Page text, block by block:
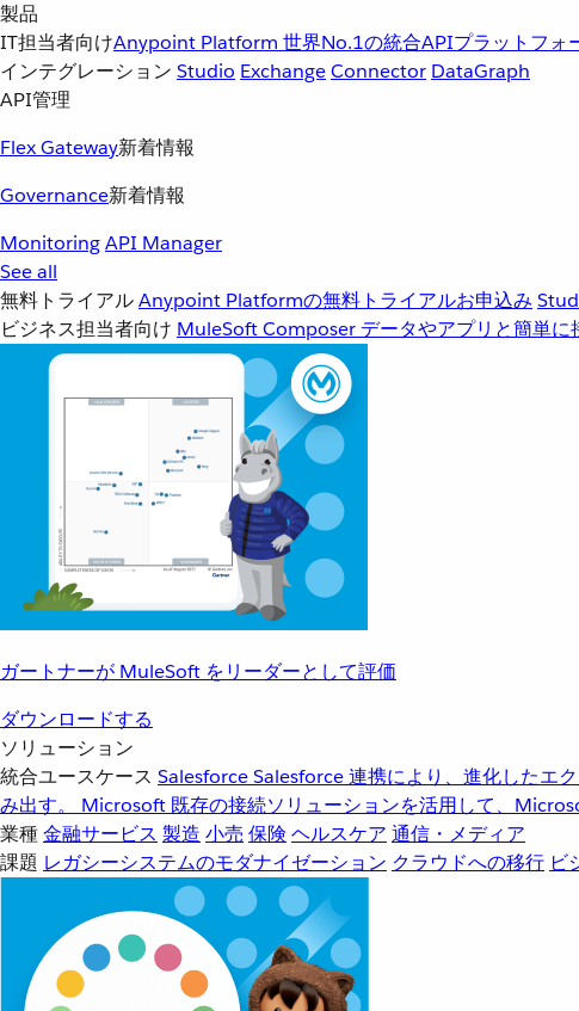
製品
IT担当者向けAnypoint Platform 世界No.1の統合APIプラットフォ
インテグレーション Studio ExchangeConnector DataGraph
API管理
Flex Gateway新着情報
Governance新着情報
MonitoringAPI Manager
See all
無料トライアルAnypoint Platformの無料トライアルお申込み
ビジネス担当者向け MuleSoft Composer データやアプリと簡単に
ガートナーが MuleSoft をリーダーとして評価
ダウンロードする
ソリューション
統合ユースケース SalesforceSalesforce 連携により、進化したエ
み出す。
Microsoft 既存の接続ソリューションを活用して、
業種金融サービス 製造 小売 保険 ヘルスケア 通信・メディア
課題 レガシーシステムのモダナイゼーション クラウドへの移行 ビ